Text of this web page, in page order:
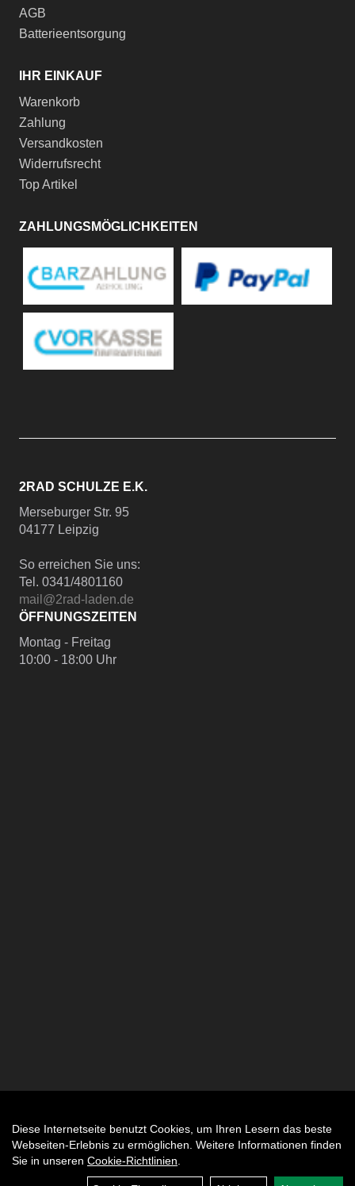
AGB
Batterieentsorgung
IHR EINKAUF
Warenkorb
Zahlung
Versandkosten
Widerrufsrecht
Top Artikel
ZAHLUNGSMÖGLICHKEITEN
2RAD SCHULZE E.K.
Merseburger Str. 95
04177 Leipzig
So erreichen Sie uns:
Tel. 0341/4801160
mail@2rad-laden.de
ÖFFNUNGSZEITEN
Montag - Freitag
10:00 - 18:00 Uhr
Diese Internetseite benutzt Cookies, um Ihren Lesern das beste
Webseiten-Erlebnis zu ermöglichen. Weitere Informationen finden
Sie in unseren Cookie-Richtlinien
Auftrag widerrufen